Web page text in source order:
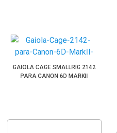
GAIOLA CAGE SMALLRIG 2142
PARA CANON 6D MARKII